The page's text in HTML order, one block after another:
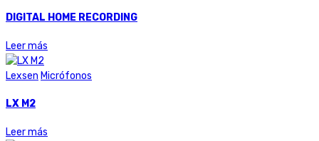
DIGITAL HOME RECORDING
Leer más
Lexsen Micrófonos
LX M2
Leer más